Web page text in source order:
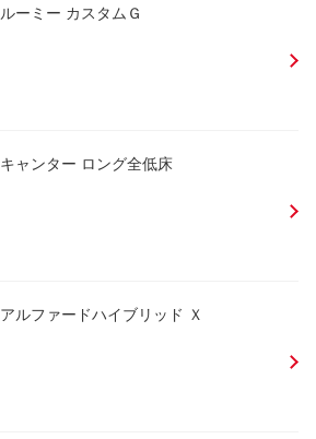
ルーミー カスタムＧ
キャンター ロング全低床
アルファードハイブリッド Ｘ